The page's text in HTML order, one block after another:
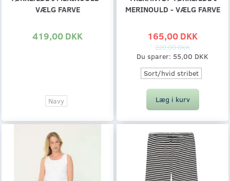
VÆLG FARVE
419,00 DKK
Navy
MERINOULD - VÆLG FARVE
165,00 DKK
220,00 DKK
Du sparer: 55,00 DKK
Sort/hvid stribet
Læg i kurv